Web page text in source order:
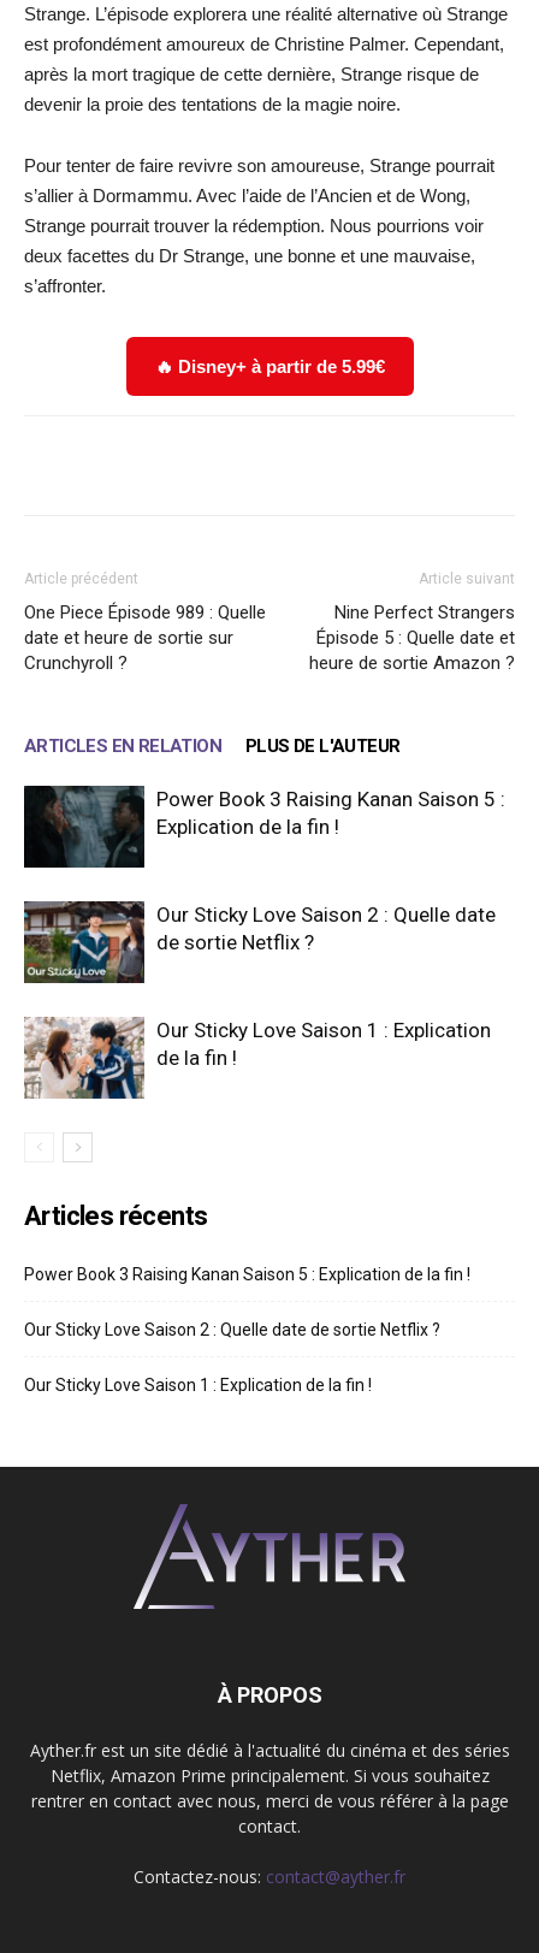
Strange. L’épisode explorera une réalité alternative où Strange
est profondément amoureux de Christine Palmer. Cependant,
après la mort tragique de cette dernière, Strange risque de
devenir la proie des tentations de la magie noire.
Pour tenter de faire revivre son amoureuse, Strange pourrait
s’allier à Dormammu. Avec l’aide de l’Ancien et de Wong,
Strange pourrait trouver la rédemption. Nous pourrions voir
deux facettes du Dr Strange, une bonne et une mauvaise,
s’affronter.
🔥 Disney+ à partir de 5.99€
Article précédent
One Piece Épisode 989 : Quelle
date et heure de sortie sur
Crunchyroll ?
Article suivant
Nine Perfect Strangers
Épisode 5 : Quelle date et
heure de sortie Amazon ?
ARTICLES EN RELATION PLUS DE L'AUTEUR
Power Book 3 Raising Kanan Saison 5 :
Explication de la fin !
Our Sticky Love Saison 2 : Quelle date
de sortie Netflix ?
Our Sticky Love Saison 1 : Explication
de la fin !
Articles récents
Power Book 3 Raising Kanan Saison 5 : Explication de la fin !
Our Sticky Love Saison 2 : Quelle date de sortie Netflix ?
Our Sticky Love Saison 1 : Explication de la fin !
À PROPOS
Ayther.fr est un site dédié à l'actualité du cinéma et des séries
Netflix, Amazon Prime principalement. Si vous souhaitez
rentrer en contact avec nous, merci de vous référer à la page
contact.
Contactez-nous: contact@ayther.fr